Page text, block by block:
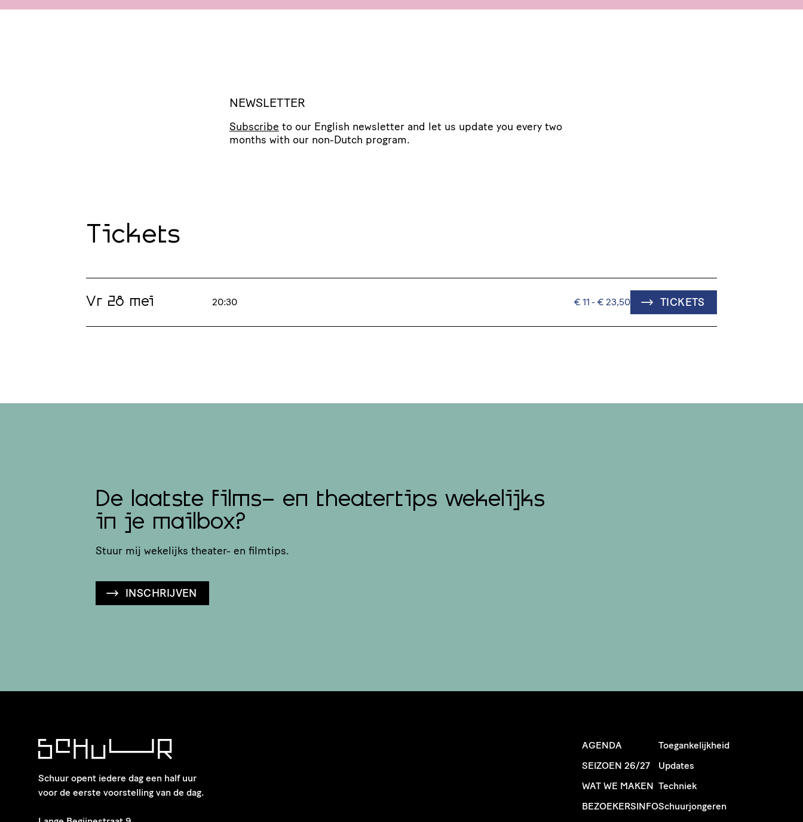
NEWSLETTER
Subscribe to our English newsletter and let us update you every two
months with our non-Dutch program.
Tickets
Vr 28 mei 20:30 € 11 - € 23,50 TICKETS
De laatste films- en theatertips wekelijks
in je mailbox?
Stuur mij wekelijks theater- en filmtips.
INSCHRIJVEN
Schuur opent iedere dag een half uur
voor de eerste voorstelling van de dag.
AGENDA
SEIZOEN 26/27
WAT WE MAKEN
BEZOEKERSINFO
Toegankelijkheid
Updates
Techniek
Schuurjongeren